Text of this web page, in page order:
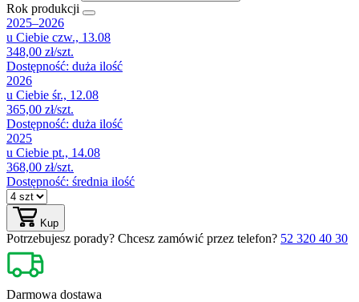
Rok produkcji
2025–2026
u Ciebie czw., 13.08
348,00 zł/szt.
Dostępność: duża ilość
2026
u Ciebie śr., 12.08
365,00 zł/szt.
Dostępność: duża ilość
2025
u Ciebie pt., 14.08
368,00 zł/szt.
Dostępność: średnia ilość
Kup
Potrzebujesz porady? Chcesz zamówić przez telefon? 52 320 40 30
Darmowa dostawa